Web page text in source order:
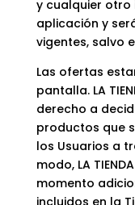
y cualquier otro
aplicación y
vigentes, salvo
Las ofertas
pantalla. LA
derecho a
productos que
los Usuarios a
modo, LA
momento